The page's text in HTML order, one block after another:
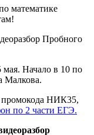
математике
Пробного
мая. Начало в 10 по
Малкова.
промокода НИК35,
по 2 части ЕГЭ.